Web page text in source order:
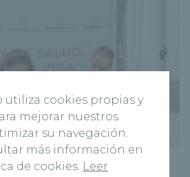
utiliza cookies propias y
mejorar nuestros
su navegación.
más información en
de cookies. Leer